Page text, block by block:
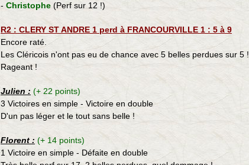
- Christophe (Perf sur 12 !)
R2 : CLERY ST ANDRE 1 perd à FRANCOURVILLE 1 : 5 à 9
Encore raté.
Les Cléricois n'ont pas eu de chance avec 5 belles perdues sur 5 !
Rageant !
Julien : (+ 22 points)
3 Victoires en simple - Victoire en double
D'un pas léger et le tout sans belle !
Florent : (+ 14 points)
1 Victoire en simple - Défaite en double